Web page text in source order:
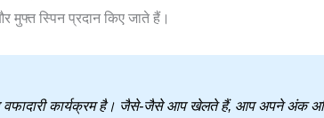
मुफ्त स्पिन प्रदान किए जाते हैं।
वफादारी कार्यक्रम है। जैसे-जैसे आप खेलते हैं, आप अपने अंक